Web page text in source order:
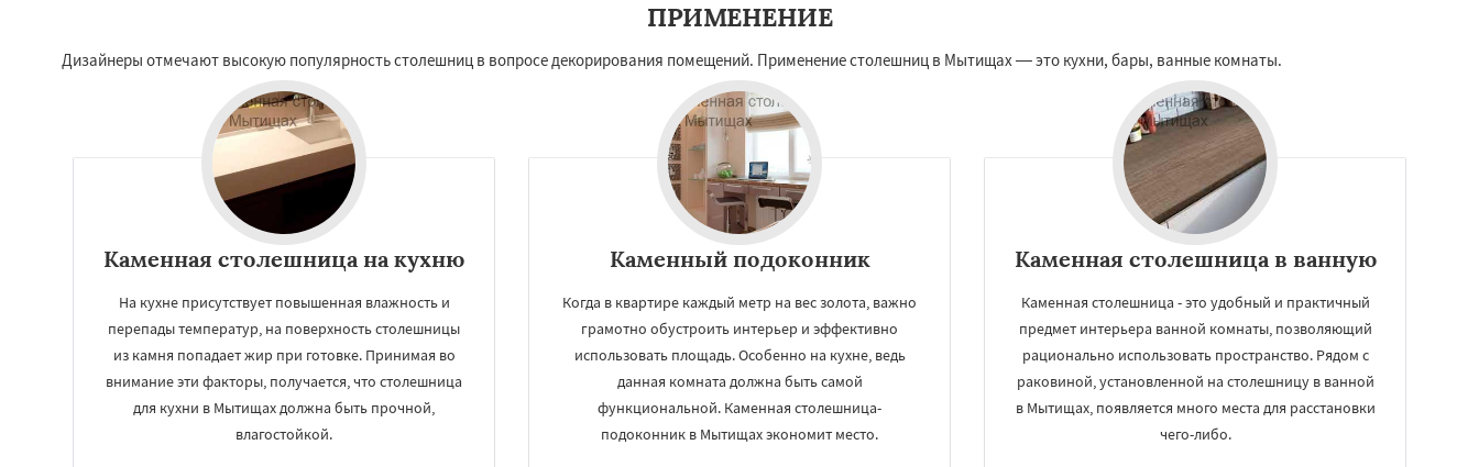
ПРИМЕНЕНИЕ
Дизайнеры отмечают высокую популярность столешниц в вопросе декорирования помещений. Применение столешниц в Мытищах — это кухни, бары, ванные комнаты.
Каменная столешница на кухню
На кухне присутствует повышенная влажность и
перепады температур, на поверхность столешницы
из камня попадает жир при готовке. Принимая во
внимание эти факторы, получается, что столешница
для кухни в Мытищах должна быть прочной,
влагостойкой.
Каменный подоконник
Когда в квартире каждый метр на вес золота, важно
грамотно обустроить интерьер и эффективно
использовать площадь. Особенно на кухне, ведь
данная комната должна быть самой
функциональной. Каменная столешница-
подоконник в Мытищах экономит место.
Каменная столешница в ванную
Каменная столешница - это удобный и практичный
предмет интерьера ванной комнаты, позволяющий
рационально использовать пространство. Рядом с
раковиной, установленной на столешницу в ванной
в Мытищах, появляется много места для расстановки
чего-либо.